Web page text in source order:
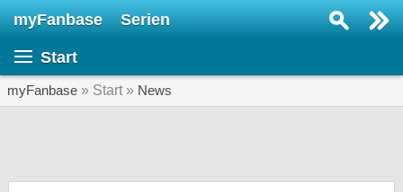
myFanbase Serien
Start
myFanbase » Start » News